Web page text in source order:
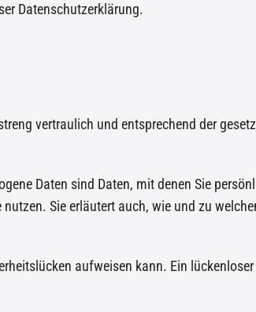
Datenschutzerklärung.
vertraulich und entsprechend der
Daten sind Daten, mit denen Sie
Sie erläutert auch, wie und zu
aufweisen kann. Ein lückenloser